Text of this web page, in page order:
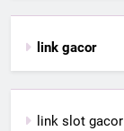
link gacor
link slot gacor